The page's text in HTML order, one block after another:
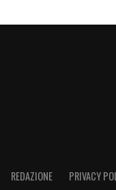
REDAZIONE PRIVACY